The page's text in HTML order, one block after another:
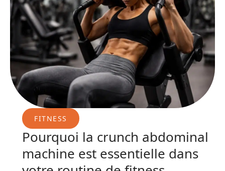
FITNESS
Pourquoi la crunch abdominal
machine est essentielle dans